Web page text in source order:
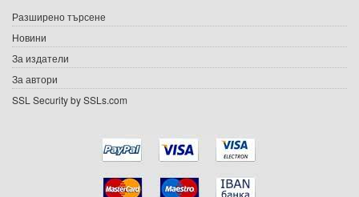
Подаръци
Ваучери
Разширено търсене
Новини
За издатели
За автори
SSL Security by SSLs.com